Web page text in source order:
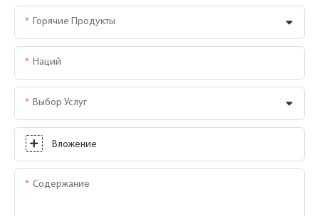
Горячие Продукты
Наций
Выбор Услуг
Вложение
Содержание